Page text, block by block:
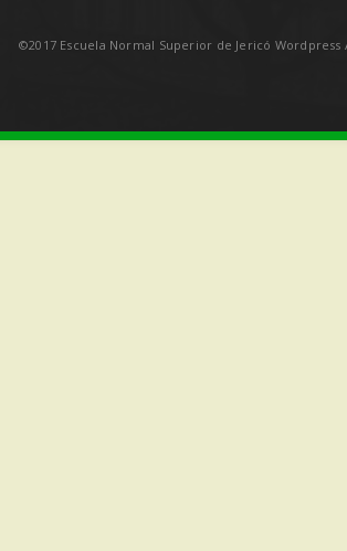
©2017 Escuela Normal Superior de Jericó